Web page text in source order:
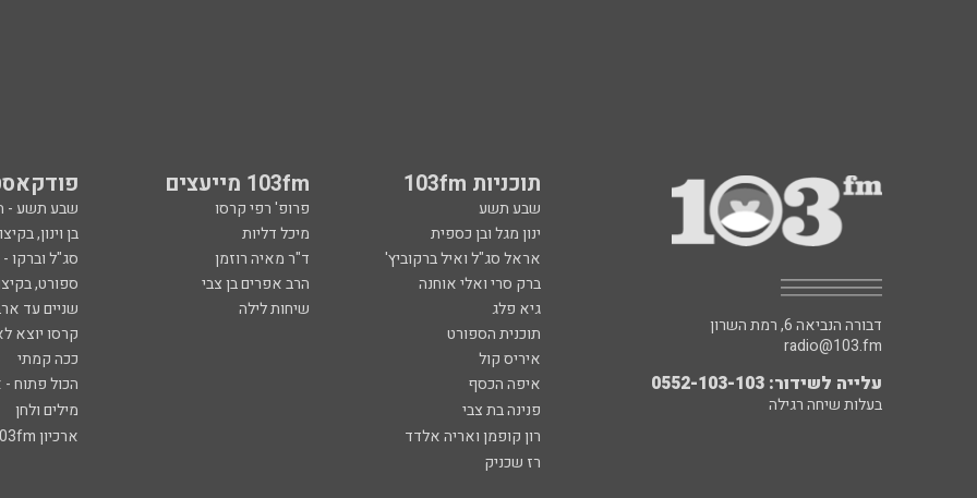
תוכניות 103fm 103fm מייעצים
שבע תשע פרופ' רפי קרסו
שבע תשע -
ינון מגל ובן כספית
מיכל דליות
בן וינון,
אראל סג"ל ואיל ברקוביץ'
ד"ר מאיה רוזמן
סג"ל וברקו
ברק סרי ואלי אוחנה
הרב אפרים בן צבי
ספורט,
גיא פלג
שיחות לילה
שניים עד
תוכנית הספורט
קרסו יוצא
איריס קול
ככה קמתי
איפה הכסף
הכול פתוח -
פנינה בת צבי
מילים ולחן
רון קופמן ואריה אלדד
ארכיון 103fm
רז שכניק
דבורה הנביאה 6, רמת השרון
radio@103.fm
עלייה לשידור: 0552-103-103
בעלות שיחה רגילה